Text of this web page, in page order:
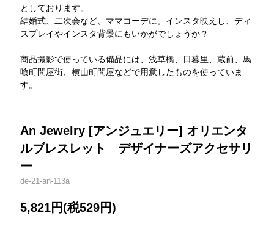
としております。
結婚式、二次会など、ママコーデに。インスタ映えし、ディ
スプレイやインスタ背景にもいかがでしょうか？
商品撮影で使っている備品には、浅草橋、日暮里、蔵前、馬
喰町問屋街、横山町問屋などで用意したものを使っていま
す。
An Jewelry [アンジュエリー] オリエンタ
ルブレスレット デザイナーズアクセサリ
ー
de-21-an-113a
5,821円(税529円)